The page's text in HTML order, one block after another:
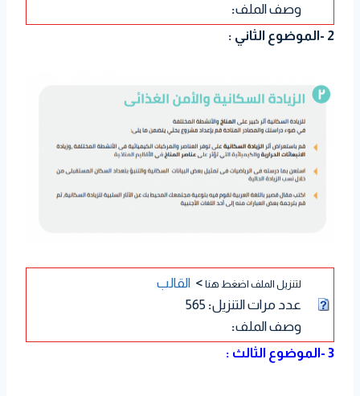
وصف الملف:
2 -الموضوع الثاني :
لتنزيل الملف اضغط هنا > القالب
عدد مرات التنزيل:
وصف الملف:
3 -الموضوع الثالث :